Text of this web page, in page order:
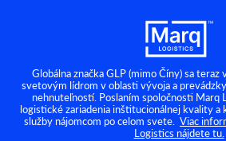
Globálna značka GLP (mimo Číny) sa teraz
svetovým lídrom v oblasti vývoja a
nehnuteľností. Poslaním spoločnosti Marq
logistické zariadenia inštitucionálnej kvality
služby nájomcom po celom svete. Viac
Logistics nájdete tu.